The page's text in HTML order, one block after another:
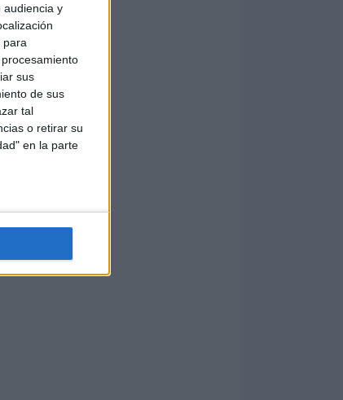
audiencia y
para
sus
de sus
tal
o retirar su
en la parte